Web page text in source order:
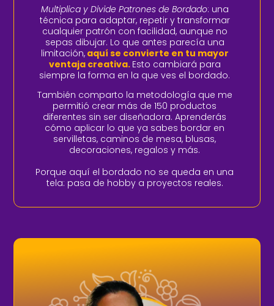
Multiplica y Divide Patrones de Bordado: una
técnica para adaptar, repetir y transformar
cualquier patrón con facilidad, aunque no
sepas dibujar. Lo que antes parecía una
limitación,aquí se convierte en tu mayor
ventaja creativa. Esto cambiará para
siempre la forma en la que ves el bordado.
También comparto la metodología que me
permitió crear más de 150 productos
diferentes sin ser diseñadora. Aprenderás
cómo aplicar lo que ya sabes bordar en
servilletas, caminos de mesa, blusas,
decoraciones, regalos y más.
Porque aquí el bordado no se queda en una
tela: pasa de hobby a proyectos reales.